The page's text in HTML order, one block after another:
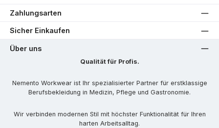
Zahlungsarten
Sicher Einkaufen
Über uns
Qualität für Profis.
Nemento Workwear ist Ihr spezialisierter Partner für erstklassige
Berufsbekleidung in Medizin, Pflege und Gastronomie.
Wir verbinden modernen Stil mit höchster Funktionalität für Ihren
harten Arbeitsalltag.